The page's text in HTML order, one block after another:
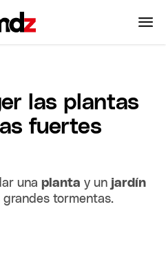
las plantas
fuertes
unaplanta y un jardín
tormentas.